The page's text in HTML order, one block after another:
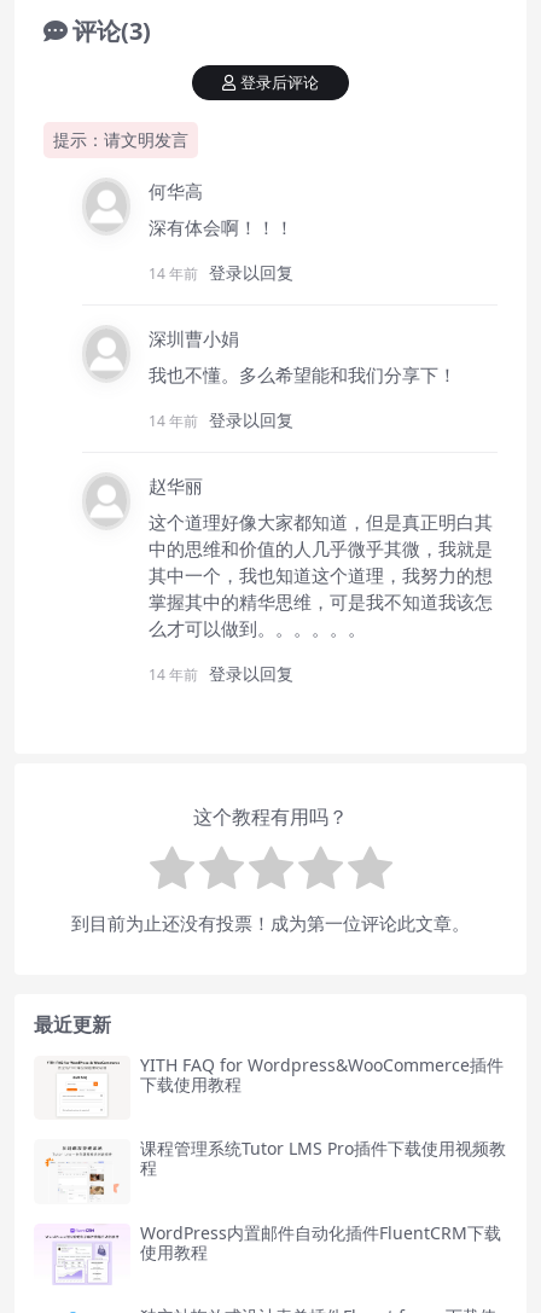
评论(3)
提示：请文明发言
登录后评论
何华高
深有体会啊！！！
14 年前 登录以回复
深圳曹小娟
我也不懂。多么希望能和我们分享下！
14 年前 登录以回复
赵华丽
这个道理好像大家都知道，但是真正明白其
中的思维和价值的人几乎微乎其微，我就是
其中一个，我也知道这个道理，我努力的想
掌握其中的精华思维，可是我不知道我该怎
么才可以做到。。。。。。
14 年前 登录以回复
这个教程有用吗？
到目前为止还没有投票！成为第一位评论此文章。
最近更新
YITH FAQ for Wordpress&WooCommerce插件
下载使用教程
课程管理系统Tutor LMS Pro插件下载使用视频教
程
WordPress内置邮件自动化插件FluentCRM下载
使用教程